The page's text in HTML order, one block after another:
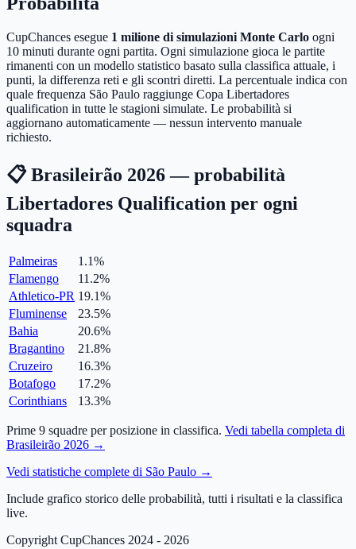
CupChances esegue 1 milione di simulazioni Monte Carlo ogni
10 minuti durante ogni partita. Ogni simulazione gioca le partite
rimanenti con un modello statistico basato sulla classifica attuale, i
punti, la differenza reti e gli scontri diretti. La percentuale indica con
quale frequenza São Paulo raggiunge Copa Libertadores
qualification in tutte le stagioni simulate. Le probabilità si
aggiornano automaticamente — nessun intervento manuale
richiesto.
📋 Brasileirão 2026 — probabilità
Libertadores Qualification per ogni
squadra
Palmeiras 1.1%
Flamengo
11.2%
Athletico-PR 19.1%
Fluminense
23.5%
Bahia
20.6%
Bragantino
21.8%
Cruzeiro
16.3%
Botafogo
17.2%
Corinthians
13.3%
Prime 9 squadre per posizione in classifica. Vedi tabella completa di
Brasileirão 2026 →
Vedi statistiche complete di São Paulo →
Include grafico storico delle probabilità, tutti i risultati e la classifica
live.
Copyright CupChances 2024 - 2026